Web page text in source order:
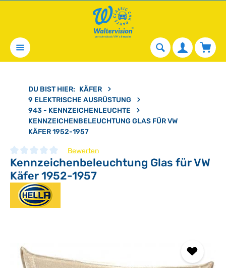
DU BIST HIER: KÄFER
9 ELEKTRISCHE AUSRÜSTUNG
943 - KENNZEICHENLEUCHTE
KENNZEICHENBELEUCHTUNG GLAS FÜR VW
KÄFER 1952-1957
Durchschnittliche Bewertung von 0 von 5 Sternen
Bewerten
Kennzeichenbeleuchtung Glas für VW
Käfer 1952-1957